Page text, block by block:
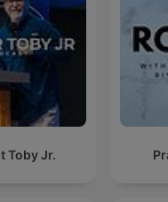
Toby Jr.